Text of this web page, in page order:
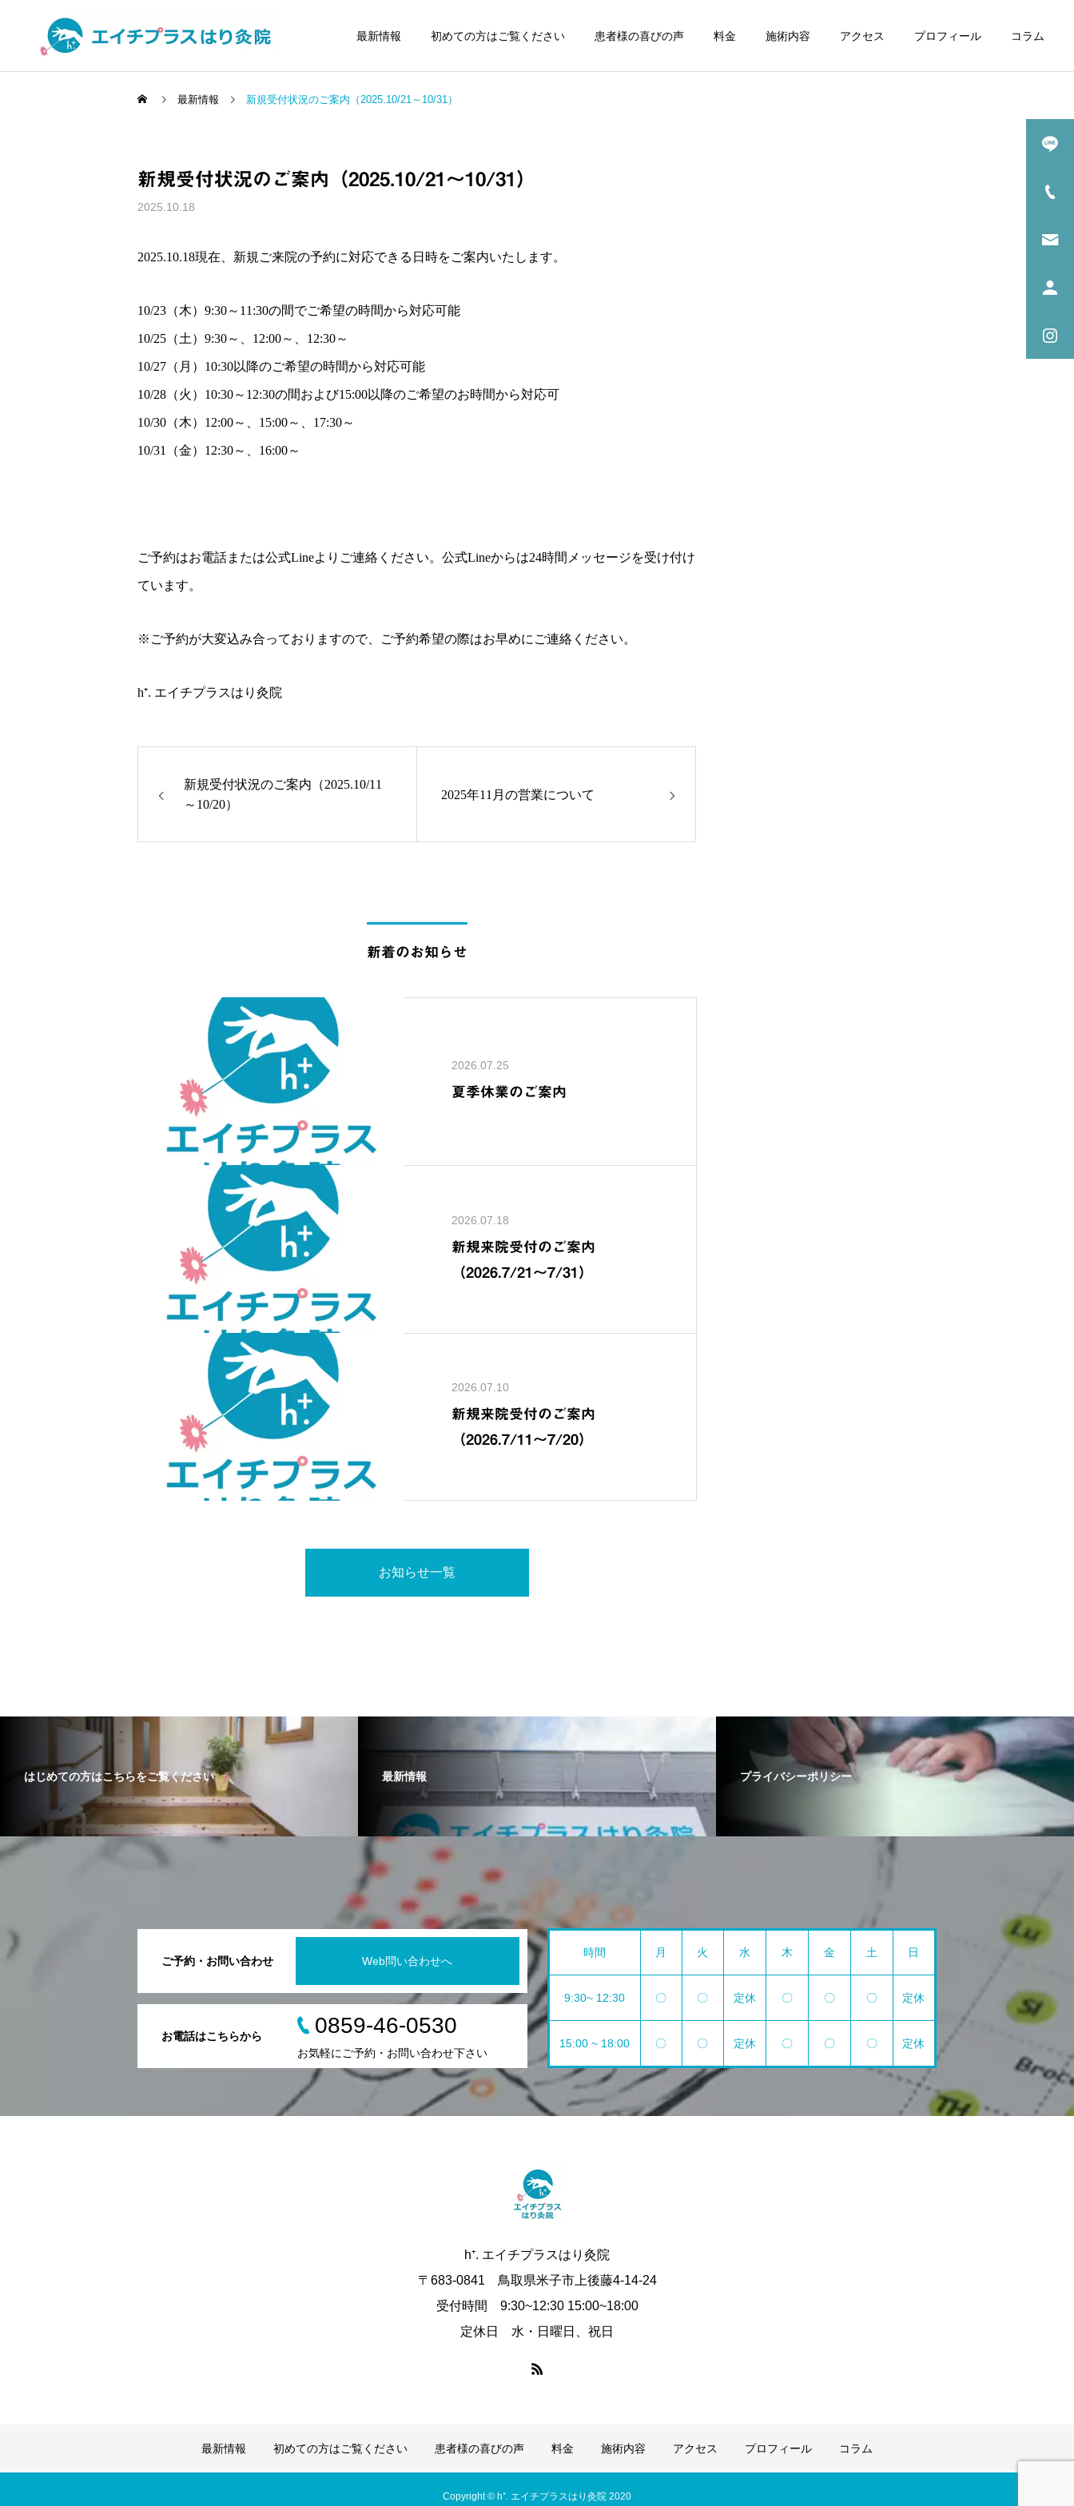
最新情報 初めての方はご覧ください 患者様の喜びの声 料金 施術内容 アクセス プロフィール コラム
頭皮から全身を変える
骨格・関節調整と自宅
立性調節障害に対する鍼灸
｜鍼治療と根本アプローチ
坐骨神経痛に鍼は効く？効
最新情報 新規受付状況のご案内（2025.10/21～10/31）
新規受付状況のご案内（2025.10/21～10/31）
2025.10.18
2025.10.18現在、新規ご来院の予約に対応できる日時をご案内いたします。
10/23（木）9:30～11:30の間でご希望の時間から対応可能
10/25（土）9:30～、12:00～、12:30～
10/27（月）10:30以降のご希望の時間から対応可能
10/28（火）10:30～12:30の間および15:00以降のご希望のお時間から対応可
10/30（木）12:00～、15:00～、17:30～
10/31（金）12:30～、16:00～
ご予約はお電話または公式Lineよりご連絡ください。公式Lineからは24時間メッセージを受け付け
ています。
※ご予約が大変込み合っておりますので、ご予約希望の際はお早めにご連絡ください。
h⁺. エイチプラスはり灸院
新規受付状況のご案内（2025.10/11
～10/20）
2025年11月の営業について
新着のお知らせ
2026.07.25
夏季休業のご案内
2026.07.18
新規来院受付のご案内
（2026.7/21～7/31）
2026.07.10
新規来院受付のご案内
（2026.7/11～7/20）
お知らせ一覧
はじめての方はこちらをご覧ください 最新情報 プライバシーポリシー
ご予約・お問い合わせ Web問い合わせへ
お電話はこちらから 0859-46-0530
お気軽にご予約・お問い合わせ下さい
時間 月 火 水 木 金 土 日
9:30~ 12:30 〇 〇 定休 〇 〇 〇 定休
15:00 ~ 18:00 〇 〇 定休 〇 〇 〇 定休
h⁺. エイチプラスはり灸院
〒683-0841 鳥取県米子市上後藤4-14-24
受付時間 9:30~12:30 15:00~18:00
定休日 水・日曜日、祝日
最新情報 初めての方はご覧ください 患者様の喜びの声 料金 施術内容 アクセス プロフィール コラム
Copyright © h⁺. エイチプラスはり灸院 2020